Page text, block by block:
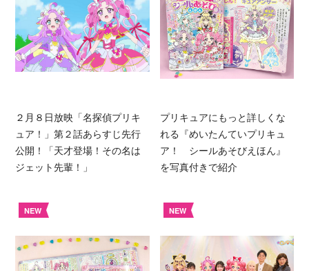
２月８日放映「名探偵プリキ
ュア！」第２話あらすじ先行
公開！「天才登場！その名は
ジェット先輩！」
プリキュアにもっと詳しくな
れる『めいたんていプリキュ
ア！ シールあそびえほん』
を写真付きで紹介
NEW NEW